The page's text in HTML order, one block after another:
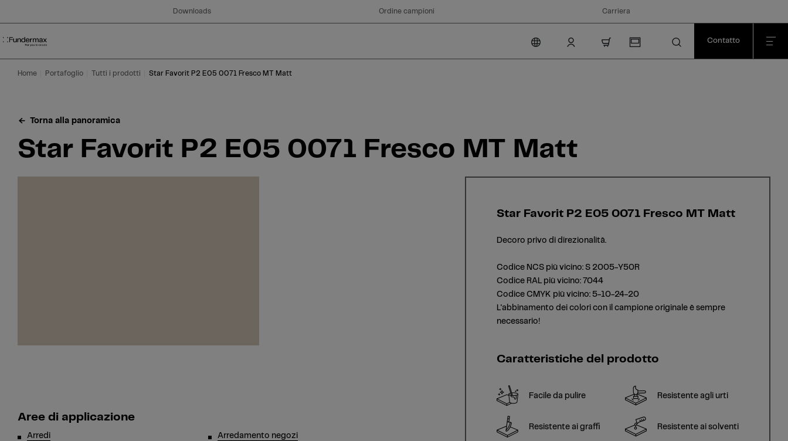
Downloads Ordine campioni Carriera
Contatto
Home Portafoglio Tutti i prodotti Star Favorit P2 E05 0071 Fresco MT Matt
Torna alla panoramica
Star Favorit P2 E05 0071 Fresco MT Matt
Aree di applicazione
Arredi Arredamento negozi
Star Favorit P2 E05 0071 Fresco MT Matt
Decoro privo di direzionalità.
Codice NCS più vicino: S 2005-Y50R
Codice RAL più vicino: 7044
Codice CMYK più vicino: 5-10-24-20
L'abbinamento dei colori con il campione originale è sempre
necessario!
Caratteristiche del prodotto
Facile da pulire Resistente agli urti
Resistente ai graffi Resistente ai solventi